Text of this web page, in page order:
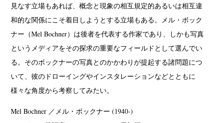
見なす立場もあれば、概念と現象の相互規定的あるいは相互違
和的な関係にこそ着目しようとする立場もある。メル・ボック
ナー（Mel Bochner）は後者を代表する作家であり、しかも写真
というメディアをその探求の重要なフィールドとして選んでい
る。そのボックナーの写真とのかかわりが提起する諸問題につ
いて、彼のドローイングやインスタレーションなどとともに
様々な角度から考察してみたい。
Mel Bochner ／メル・ボックナー (1940-)